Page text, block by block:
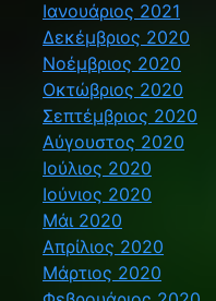
Ιανουάριος 2021
Δεκέμβριος 2020
Νοέμβριος 2020
Οκτώβριος 2020
Σεπτέμβριος 2020
Αύγουστος 2020
Ιούλιος 2020
Ιούνιος 2020
Μάι 2020
Απρίλιος 2020
Μάρτιος 2020